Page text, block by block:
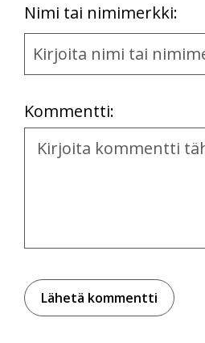
Nimi tai nimimerkki:
and
Kommentti:
Kommentti